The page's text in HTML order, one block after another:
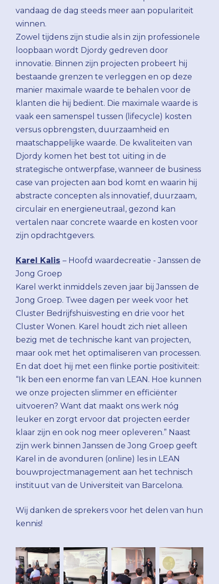
vandaag de dag steeds meer aan populariteit
winnen.
Zowel tijdens zijn studie als in zijn professionele
loopbaan wordt Djordy gedreven door
innovatie. Binnen zijn projecten probeert hij
bestaande grenzen te verleggen en op deze
manier maximale waarde te behalen voor de
klanten die hij bedient. Die maximale waarde is
vaak een samenspel tussen (lifecycle) kosten
versus opbrengsten, duurzaamheid en
maatschappelijke waarde. De kwaliteiten van
Djordy komen het best tot uiting in de
strategische ontwerpfase, wanneer de business
case van projecten aan bod komt en waarin hij
abstracte concepten als innovatief, duurzaam,
circulair en energieneutraal, gezond kan
vertalen naar concrete waarde en kosten voor
zijn opdrachtgevers.
Karel Kalis – Hoofd waardecreatie - Janssen de
Jong Groep
Karel werkt inmiddels zeven jaar bij Janssen de
Jong Groep. Twee dagen per week voor het
Cluster Bedrijfshuisvesting en drie voor het
Cluster Wonen. Karel houdt zich niet alleen
bezig met de technische kant van projecten,
maar ook met het optimaliseren van processen.
En dat doet hij met een flinke portie positiviteit:
“Ik ben een enorme fan van LEAN. Hoe kunnen
we onze projecten slimmer en efficiënter
uitvoeren? Want dat maakt ons werk nóg
leuker en zorgt ervoor dat projecten eerder
klaar zijn en ook nog meer opleveren.” Naast
zijn werk binnen Janssen de Jong Groep geeft
Karel in de avonduren (online) les in LEAN
bouwprojectmanagement aan het technisch
instituut van de Universiteit van Barcelona.
Wij danken de sprekers voor het delen van hun
kennis!